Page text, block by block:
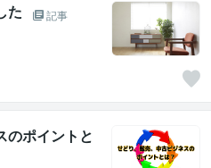
た
記事
のポイントと